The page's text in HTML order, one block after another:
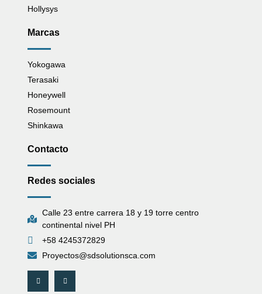
Hollysys
Marcas
Yokogawa
Terasaki
Honeywell
Rosemount
Shinkawa
Contacto
Redes sociales
Calle 23 entre carrera 18 y 19 torre centro
continental nivel PH
+58 4245372829
Proyectos@sdsolutionsca.com